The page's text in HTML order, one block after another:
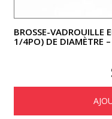
BROSSE-VADROUILLE
1/4PO) DE DIAMÈTRE –